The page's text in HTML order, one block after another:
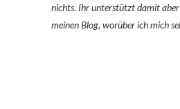
nichts. Ihr unterstützt damit
meinen Blog, worüber ich mich